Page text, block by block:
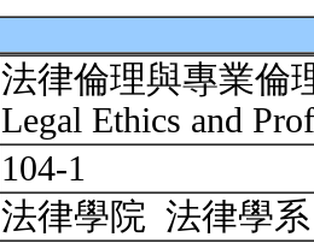
法律倫理與專業倫
Legal Ethics and
104-1
法律學院 法律學